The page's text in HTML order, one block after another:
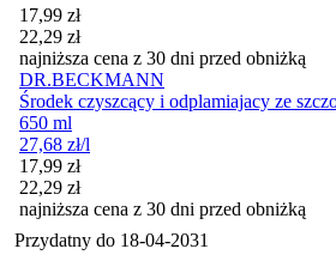
Cena promocyjna
17,99 zł
22,29 zł
najniższa cena z 30 dni przed obniżką
DR.BECKMANN
Środek czyszcący i odplamiajacy ze
650 ml
27,68 zł/l
Cena promocyjna
17,99 zł
22,29 zł
najniższa cena z 30 dni przed obniżką
Przydatny do 18-04-2031